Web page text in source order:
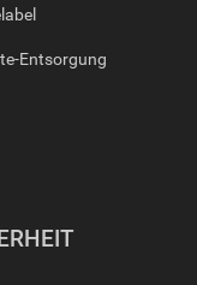
Entsorgung